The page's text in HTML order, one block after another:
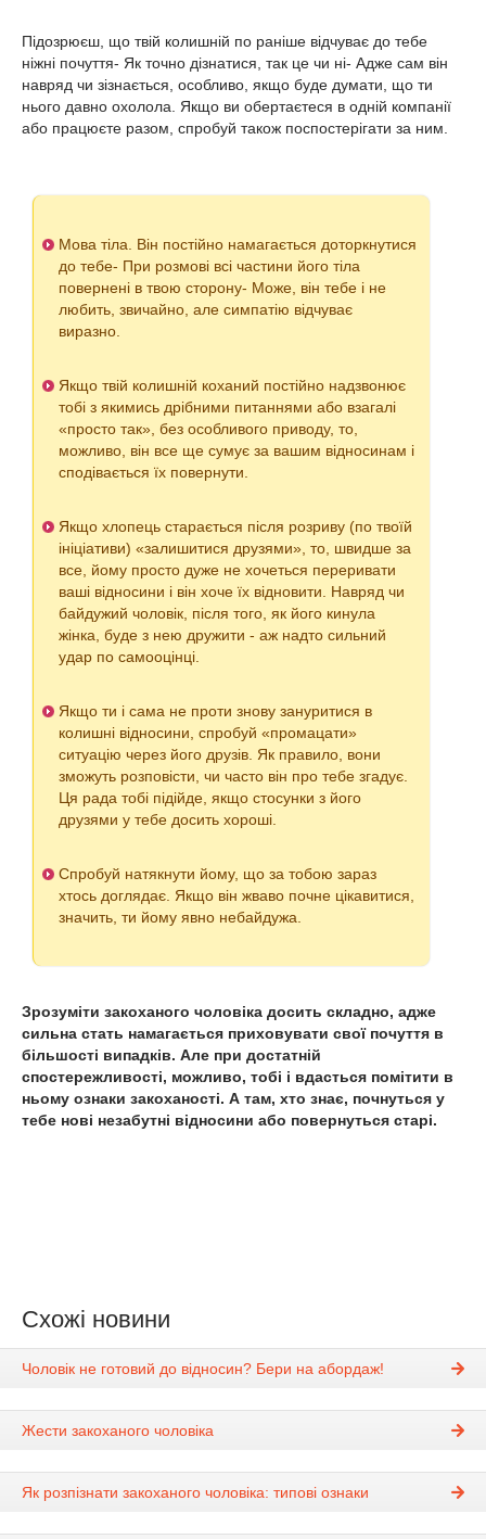
Підозрюєш, що твій колишній по раніше відчуває до тебе
ніжні почуття- Як точно дізнатися, так це чи ні- Адже сам він
навряд чи зізнається, особливо, якщо буде думати, що ти
нього давно охолола. Якщо ви обертаєтеся в одній компанії
або працюєте разом, спробуй також поспостерігати за ним.
Мова тіла. Він постійно намагається доторкнутися
до тебе- При розмові всі частини його тіла
повернені в твою сторону- Може, він тебе і не
любить, звичайно, але симпатію відчуває
виразно.
Якщо твій колишній коханий постійно надзвонює
тобі з якимись дрібними питаннями або взагалі
«просто так», без особливого приводу, то,
можливо, він все ще сумує за вашим відносинам і
сподівається їх повернути.
Якщо хлопець старається після розриву (по твоїй
ініціативи) «залишитися друзями», то, швидше за
все, йому просто дуже не хочеться переривати
ваші відносини і він хоче їх відновити. Навряд чи
байдужий чоловік, після того, як його кинула
жінка, буде з нею дружити - аж надто сильний
удар по самооцінці.
Якщо ти і сама не проти знову зануритися в
колишні відносини, спробуй «промацати»
ситуацію через його друзів. Як правило, вони
зможуть розповісти, чи часто він про тебе згадує.
Ця рада тобі підійде, якщо стосунки з його
друзями у тебе досить хороші.
Спробуй натякнути йому, що за тобою зараз
хтось доглядає. Якщо він жваво почне цікавитися,
значить, ти йому явно небайдужа.
Зрозуміти закоханого чоловіка досить складно, адже
сильна стать намагається приховувати свої почуття в
більшості випадків. Але при достатній
спостережливості, можливо, тобі і вдасться помітити в
ньому ознаки закоханості. А там, хто знає, почнуться у
тебе нові незабутні відносини або повернуться старі.
Схожі новини
Чоловік не готовий до відносин? Бери на абордаж!
Жести закоханого чоловіка
Як розпізнати закоханого чоловіка: типові ознаки